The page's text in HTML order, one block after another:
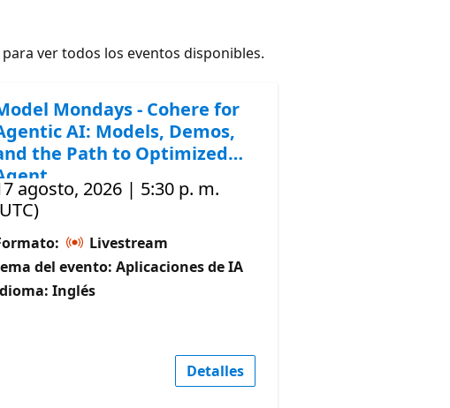
para ver todos los eventos disponibles.
Mondays - Cohere for
AI: Models, Demos,
the Path to Optimized
agosto, 2026 | 5:30 p. m.
Livestream
del evento: Aplicaciones de IA
Inglés
Detalles